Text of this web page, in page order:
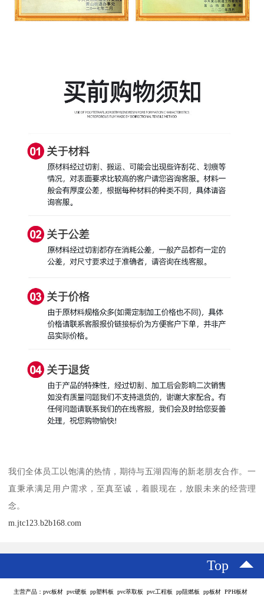
我们全体员工以饱满的热情，期待与五湖四海的新老朋友合作。一
直秉承满足用户需求，至真至诚，着眼现在，放眼未来的经营理
念。
m.jtc123.b2b168.com
Top
主营产品：pvc板材 pvc硬板 pp塑料板 pvc萃取板 pvc工程板 pp阻燃板 pp板材 PPH板材